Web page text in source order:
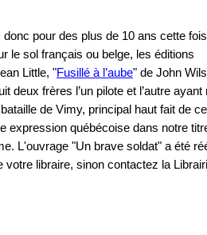
pour des plus de 10 ans cette
le sol français ou belge, les éditions
Little, "Fusillé à l’aube" de John
deux frères l’un pilote et l’autre ayant
de Vimy, principal haut fait de
expression québécoise dans notre
L'ouvrage "Un brave soldat" a été
votre libraire, sinon contactez la